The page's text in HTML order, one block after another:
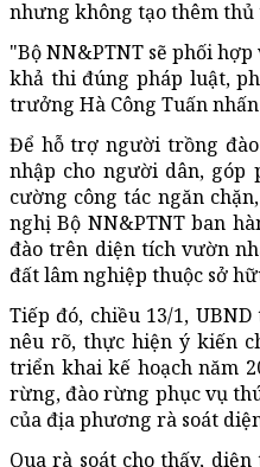
nhưng không tạo thêm thủ
"Bộ NN&PTNT sẽ phối
khả thi đúng pháp luật,
trưởng Hà Công Tuấn
Để hỗ trợ người trồng
nhập cho người dân, góp
cường công tác ngăn
nghị Bộ NN&PTNT ban
đào trên diện tích vườn
đất lâm nghiệp thuộc sở
Tiếp đó, chiều 13/1,
nêu rõ, thực hiện ý kiến
triển khai kế hoạch năm
rừng, đào rừng phục vụ
của địa phương rà soát
Qua rà soát cho thấy,